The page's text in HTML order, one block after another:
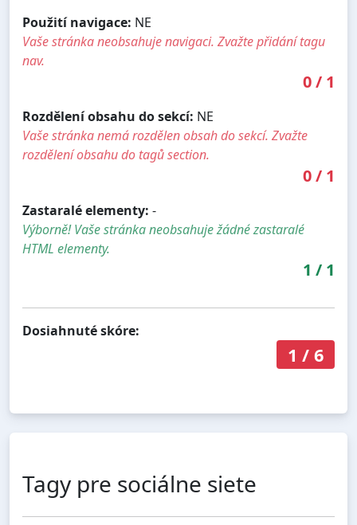
Použití navigace: NE
Vaše stránka neobsahuje navigaci. Zvažte přidání tagu
nav.
0/ 1
Rozdělení obsahu do sekcí: NE
Vaše stránka nemá rozdělen obsah do sekcí. Zvažte
rozdělení obsahu do tagů section.
0/ 1
Zastaralé elementy: -
Výborně! Vaše stránka neobsahuje žádné zastaralé
HTML elementy.
1 / 1
Dosiahnuté skóre:
1 / 6
Tagy pre sociálne siete